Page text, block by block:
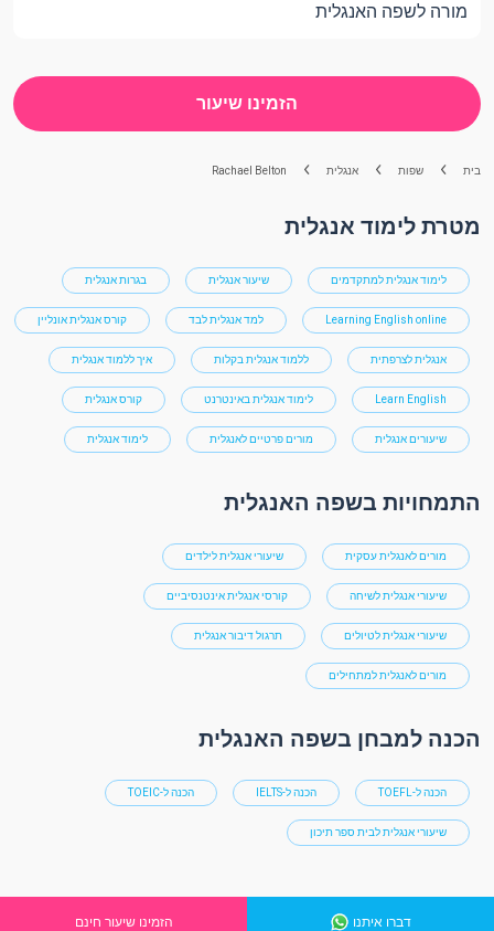
מורה לשפה האנגלית
הזמינו שיעור
בית שפות אנגלית Rachael Belton
מטרת לימוד אנגלית
לימוד אנגלית למתקדמים שיעור אנגלית בגרות אנגלית
Learning English online למד אנגלית לבד קורס אנגלית אונליין
אנגלית לצרפתית ללמוד אנגלית בקלות איך ללמוד אנגלית
Learn English לימוד אנגלית באינטרנט קורס אנגלית
שיעורים אנגלית מורים פרטיים לאנגלית לימוד אנגלית
התמחויות בשפה האנגלית
מורים לאנגלית עסקית שיעורי אנגלית לילדים
שיעורי אנגלית לשיחה קורסי אנגלית אינטנסיביים
שיעורי אנגלית לטיולים תרגול דיבור אנגלית
מורים לאנגלית למתחילים
הכנה למבחן בשפה האנגלית
הכנה ל-TOEFL הכנה ל-IELTS הכנה ל-TOEIC
שיעורי אנגלית לבית ספר תיכון
דברו איתנו הזמינו שיעור חינם